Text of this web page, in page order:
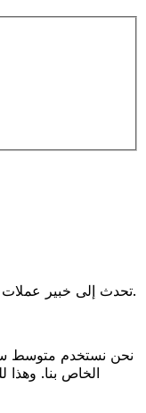
تحدث إلى خبير عملاتيمكننا التفوق على أسعار المنافسين.
نحن نستخدم متوسط
الخاص بنا. وهذا